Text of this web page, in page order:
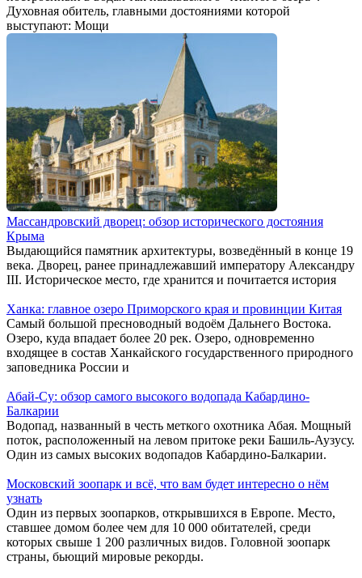
Духовная обитель, главными достояниями которой
выступают: Мощи
Массандровский дворец: обзор исторического достояния
Крыма
Выдающийся памятник архитектуры, возведённый в конце 19
века. Дворец, ранее принадлежавший императору Александру
III. Историческое место, где хранится и почитается история
Ханка: главное озеро Приморского края и провинции Китая
Самый большой пресноводный водоём Дальнего Востока.
Озеро, куда впадает более 20 рек. Озеро, одновременно
входящее в состав Ханкайского государственного природного
заповедника России и
Абай-Су: обзор самого высокого водопада Кабардино-
Балкарии
Водопад, названный в честь меткого охотника Абая. Мощный
поток, расположенный на левом притоке реки Башиль-Аузусу.
Один из самых высоких водопадов Кабардино-Балкарии.
Московский зоопарк и всё, что вам будет интересно о нём
узнать
Один из первых зоопарков, открывшихся в Европе. Место,
ставшее домом более чем для 10 000 обитателей, среди
которых свыше 1 200 различных видов. Головной зоопарк
страны, бьющий мировые рекорды.